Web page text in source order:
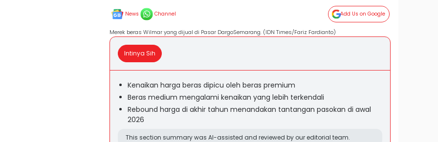
News Channel Add Us on Google
Merek beras Wilmar yang dijual di Pasar DargoSemarang. (IDN Times/Fariz Fardianto)
Intinya Sih
Kenaikan harga beras dipicu oleh beras premium
Beras medium mengalami kenaikan yang lebih terkendali
Rebound harga di akhir tahun menandakan tantangan pasokan di awal
2026
This section summary was AI-assisted and reviewed by our editorial team.